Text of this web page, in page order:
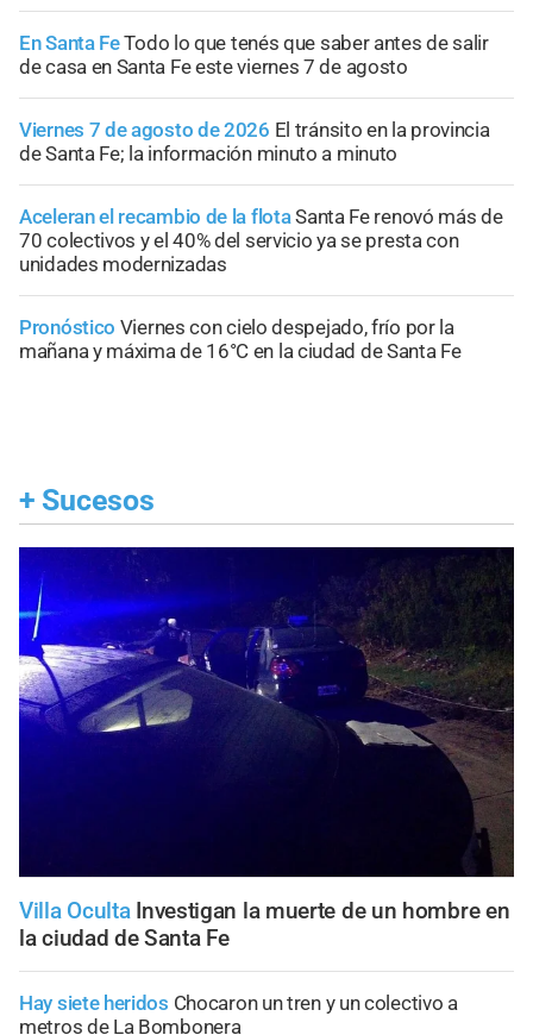
En Santa FeTodo lo que tenés que saber antes de salir
de casa en Santa Fe este viernes 7 de agosto
Viernes 7 de agosto de 2026 El tránsito en la provincia
de Santa Fe; la información minuto a minuto
Aceleran el recambio de la flotaSanta Fe renovó más de
70 colectivos y el 40% del servicio ya se presta con
unidades modernizadas
Pronóstico Viernes con cielo despejado, frío por la
mañana y máxima de 16°C en la ciudad de Santa Fe
+ Sucesos
Villa Oculta Investigan la muerte de un hombre en
la ciudad de Santa Fe
Hay siete heridos Chocaron un tren y un colectivo a
metros de La Bombonera